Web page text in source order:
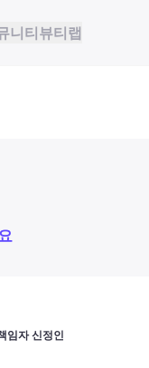
니티뷰티랩
임자 신정인